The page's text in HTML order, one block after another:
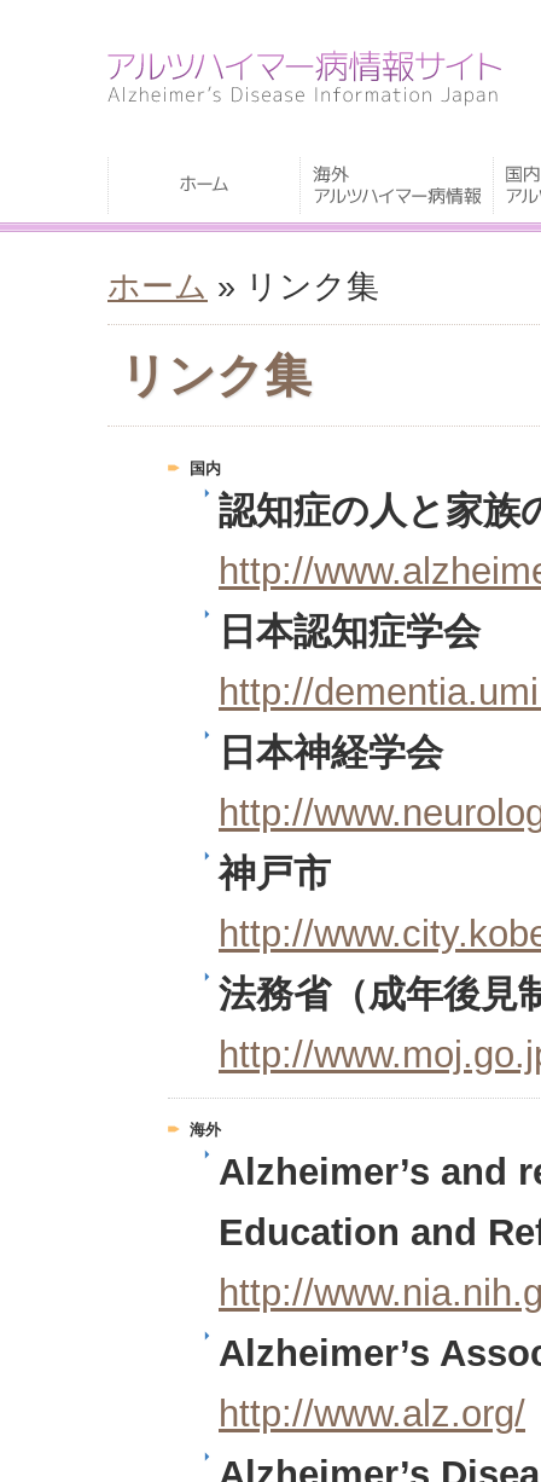
ホーム » リンク集
リンク集
国内
認知症の人と家族
http://
日本認知症学会
http://
日本神経学会
http://
神戸市
http://
法務省（成年後見
http://
海外
Alzheimer’s and
Education and
http://
Alzheimer’s
http://www.alz.org/